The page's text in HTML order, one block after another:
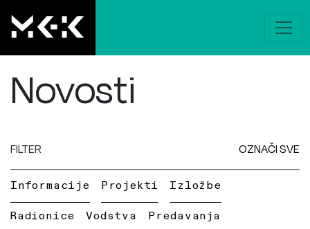
Novosti
FILTER OZNAČI SVE
Informacije Projekti Izložbe
Radionice Vodstva Predavanja